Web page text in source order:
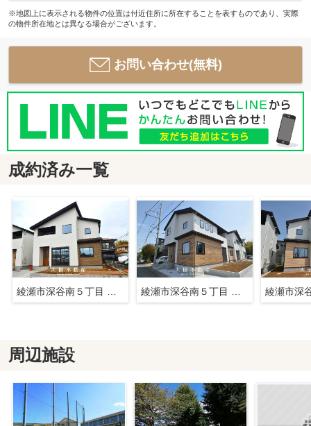
※地図上に表示される物件の位置は付近住所に所在することを表すものであり、実際
の物件所在地とは異なる場合がございます。
お問い合わせ(無料)
成約済み一覧
周辺施設